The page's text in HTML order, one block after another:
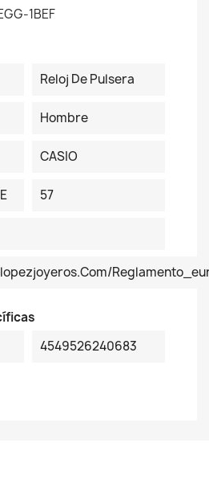
1BEF
Reloj De Pulsera
Hombre
CASIO
57
4549526240683